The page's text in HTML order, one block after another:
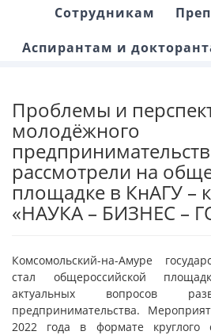
Сотрудникам
Аспирантам и
Проблемы и
молодёжного
рассмотрели на
площадке в КнАГУ –
«НАУКА – БИЗНЕС –
Комсомольский-на-Амуре
стал общероссийской
актуальных вопросов
предпринимательства.
2022 года в формате круглого